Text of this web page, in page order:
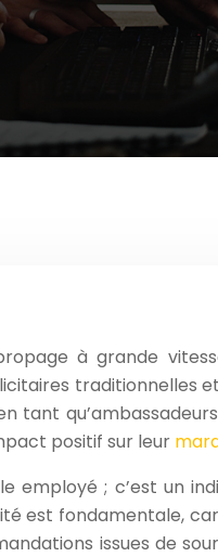
à grande
traditionnelles
tant
positif sur leur
employé ; c’est un
est fondamentale,
issues de